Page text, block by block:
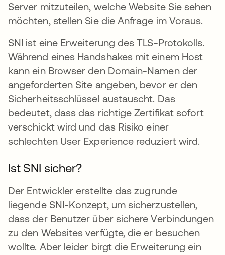
Server mitzuteilen, welche Website Sie sehen
möchten, stellen Sie die Anfrage im Voraus.
SNI ist eine Erweiterung des TLS-Protokolls.
Während eines Handshakes mit einem Host
kann ein Browser den Domain-Namen der
angeforderten Site angeben, bevor er den
Sicherheitsschlüssel austauscht. Das
bedeutet, dass das richtige Zertifikat sofort
verschickt wird und das Risiko einer
schlechten User Experience reduziert wird.
Ist SNI sicher?
Der Entwickler erstellte das zugrunde
liegende SNI-Konzept, um sicherzustellen,
dass der Benutzer über sichere Verbindungen
zu den Websites verfügte, die er besuchen
wollte. Aber leider birgt die Erweiterung ein